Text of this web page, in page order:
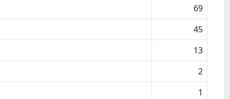
69
45
13
2
1